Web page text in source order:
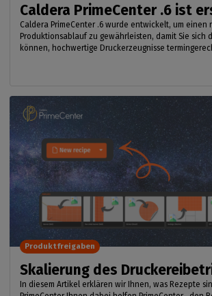
Caldera PrimeCenter .6 ist
Caldera PrimeCenter .6 wurde entwickelt, um einen
Produktionsablauf zu gewährleisten, damit Sie sich
können, hochwertige Druckerzeugnisse
Skalierung des
In diesem Artikel erklären wir Ihnen, was Rezepte
Produktfreigaben